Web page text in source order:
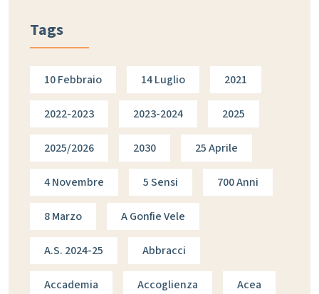
Tags
10 Febbraio 14 Luglio 2021
2022-2023 2023-2024 2025
2025/2026 2030 25 Aprile
4 Novembre 5 Sensi 700 Anni
8 Marzo A Gonfie Vele
A.s. 2024-25 Abbracci
Accademia Accoglienza Acea